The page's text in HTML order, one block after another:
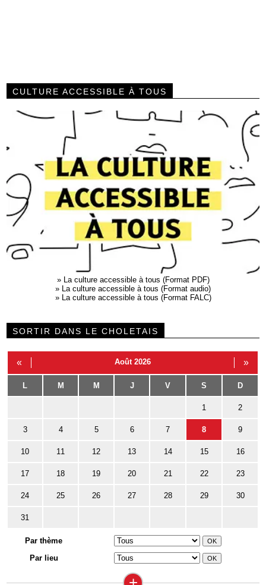
CULTURE ACCESSIBLE À TOUS
» La culture accessible à tous (Format PDF)
» La culture accessible à tous (Format audio)
» La culture accessible à tous (Format FALC)
SORTIR DANS LE CHOLETAIS
« Août 2026 »
L M M J V S D
1 2
3 4 5 6 7 8 9
10 11 12 13 14 15 16
17 18 19 20 21 22 23
24 25 26 27 28 29 30
31
Par thème
Par lieu